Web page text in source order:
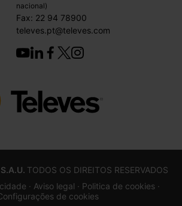
nacional)
Fax: 22 94 78900
televes.pt@televes.com
TODOS OS DIREITOS RESERVADOS
· Aviso legal · Politica de cookies ·
de cookies